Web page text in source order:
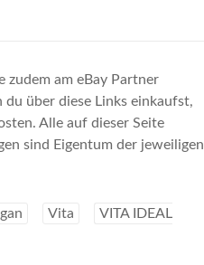
zudem am eBay Partner
über diese Links einkaufst,
Alle auf dieser Seite
sind Eigentum der jeweiligen
Vita
VITA IDEAL